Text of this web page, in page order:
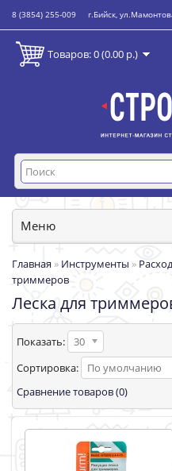
8 (3854) 255-009 г.Бийск,
Товаров: 0 (0.00 р.)
Меню
Главная » Инструменты »
триммеров
Леска для
Показать:
30
Сортировка:
По умолчанию
Сравнение товаров (0)